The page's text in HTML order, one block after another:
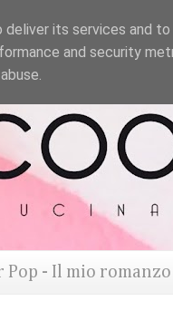
Pop - Il mio romanzo
its services and
and security